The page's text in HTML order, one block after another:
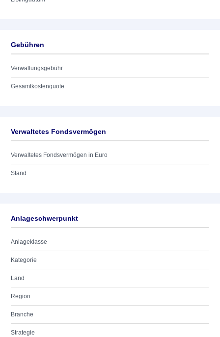
Gebühren
Verwaltungsgebühr
Gesamtkostenquote
Verwaltetes Fondsvermögen
Verwaltetes Fondsvermögen in Euro
Stand
Anlageschwerpunkt
Anlageklasse
Kategorie
Land
Region
Branche
Strategie